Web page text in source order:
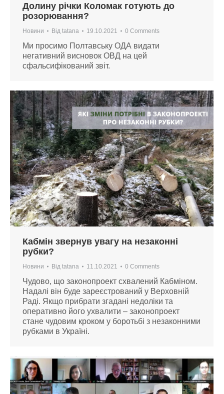
Долину річки Коломак готують до
розорювання?
Новини Від tatana 19.10.2021 0 Comments
Ми просимо Полтавську ОДА видати
негативний висновок ОВД на цей
сфальсифікований звіт.
Кабмін звернув увагу на незаконні
рубки?
Новини Від tatana 11.10.2021 0 Comments
Чудово, що законопроект схвалений Кабміном.
Надалі він буде зареєстрований у Верховній
Раді. Якщо прибрати згадані недоліки та
оперативно його ухвалити – законопроект
стане чудовим кроком у боротьбі з незаконними
рубками в Україні.